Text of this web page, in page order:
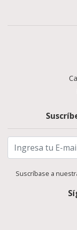
Suscríbase a